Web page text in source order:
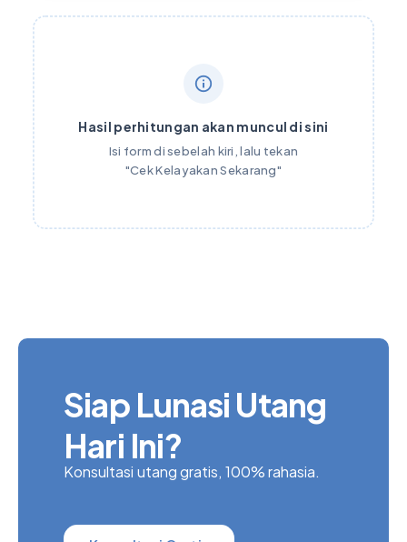
Hasil perhitungan akan muncul di sini
Isi form di sebelah kiri, lalu tekan
"Cek Kelayakan Sekarang"
Siap Lunasi Utang
Hari Ini?
Konsultasi utang gratis, 100% rahasia.